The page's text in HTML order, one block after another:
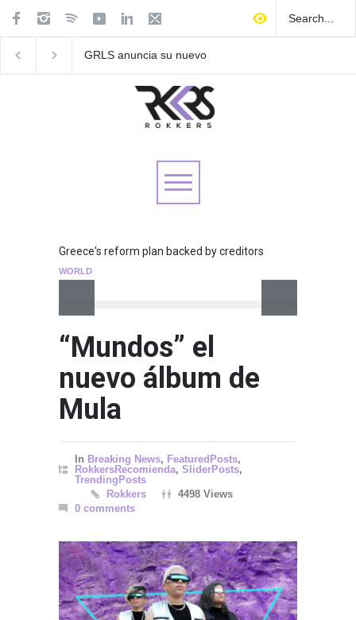
nuevo
Las Fokin Biches anuncian
Greece's reform plan backed by creditors
WORLD
“Mundos” el
nuevo álbum de
Mula
In Breaking News, FeaturedPosts,
RokkersRecomienda, SliderPosts,
TrendingPosts
Rokkers
4498 Views
0 comments